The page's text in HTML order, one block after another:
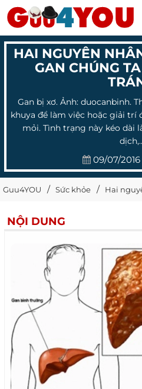
HAI NGUYÊN
GAN CHÚNG
Gan bị xơ. Ảnh: duocanbinh.
khuya để làm việc hoặc giải trí
mỏi. Tình trạng này kéo dài
09/07/2016
Guu4YOU Sức khỏe Hai
NỘI DUNG